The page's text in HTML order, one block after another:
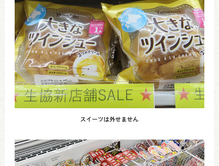
スイーツは外せません